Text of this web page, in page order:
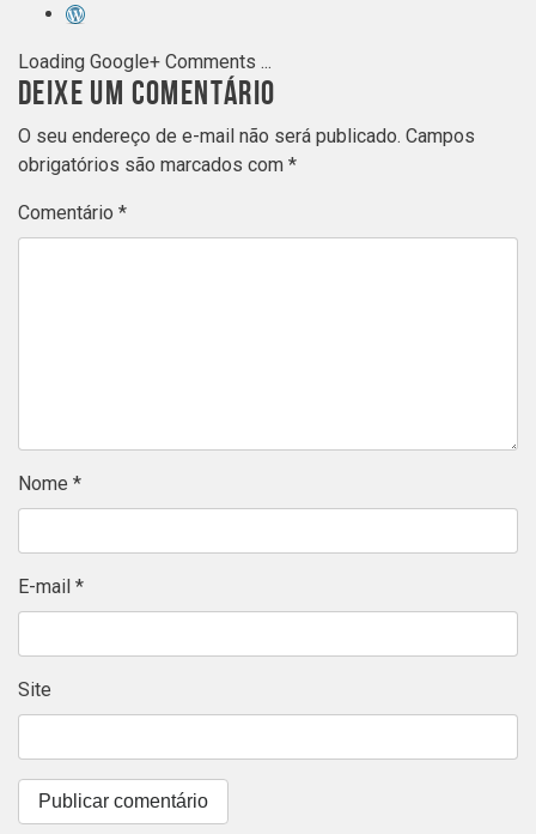
Loading Google+ Comments ...
DEIXE UM COMENTÁRIO
O seu endereço de e-mail não será publicado. Campos
obrigatórios são marcados com *
Comentário *
Nome *
E-mail *
Site